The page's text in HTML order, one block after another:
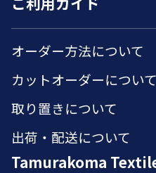
オーダー方法について
カットオーダーについて
取り置きについて
出荷・配送について
Tamurakoma